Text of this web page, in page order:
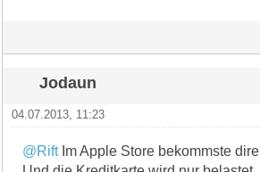
Jodaun
04.07.2013, 11:23
@RiftIm Apple Store bekommste